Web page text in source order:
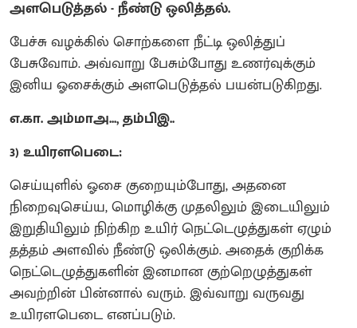
அளபெடுத்தல் - நீண்டு ஒலித்தல்.
பேச்சு வழக்கில் சொற்களை நீட்டி ஒலித்துப்
பேசுவோம். அவ்வாறு பேசும்போது உணர்வுக்கும்
இனிய ஓசைக்கும் அளபெடுத்தல் பயன்படுகிறது.
எ.கா. அம்மாஅ..., தம்பிஇ..
3) உயிரளபெடை:
செய்யுளில் ஓசை குறையும்போது, அதனை
நிறைவுசெய்ய, மொழிக்கு முதலிலும் இடையிலும்
இறுதியிலும் நிற்கிற உயிர் நெட்டெழுத்துகள் ஏழும்
தத்தம் அளவில் நீண்டு ஒலிக்கும். அதைக் குறிக்க
நெட்டெழுத்துகளின் இனமான குற்றெழுத்துகள்
அவற்றின் பின்னால் வரும். இவ்வாறு வருவது
உயிரளபெடை எனப்படும்.